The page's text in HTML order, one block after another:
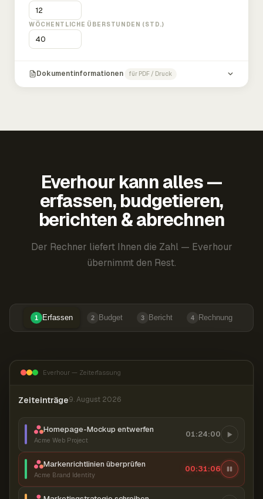
WÖCHENTLICHE ÜBERSTUNDEN (STD.)
Dokumentinformationen für PDF / Druck
Everhour kann alles —
erfassen, budgetieren,
berichten & abrechnen
Der Rechner liefert Ihnen die Zahl — Everhour
übernimmt den Rest.
1 Erfassen 2 Budget 3 Bericht 4 Rechnung
Everhour — Zeiterfassung
Zeiteinträge9. August 2026
Homepage-Mockup entwerfen
Acme Web Project
01:24:00
Markenrichtlinien überprüfen
Acme Brand Identity
00:31:07